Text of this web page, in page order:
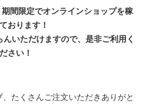
期間限定でオンラインショップを稼
おります！
いただけますので、是非ご利用く
ださい！
たくさんご注文いただきありがと